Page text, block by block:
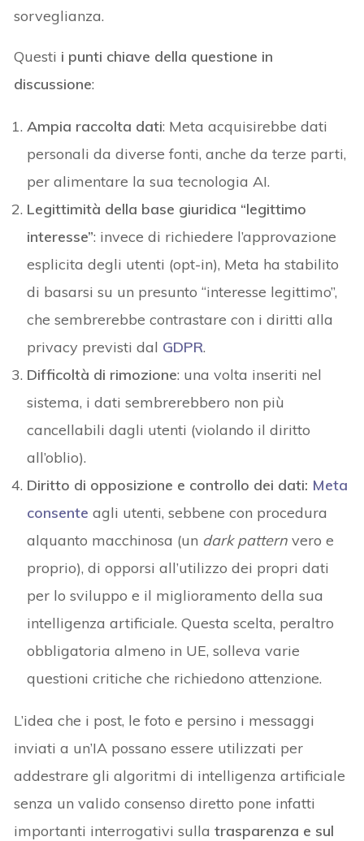
sorveglianza.
Questi i punti chiave della questione in
discussione:
Ampia raccolta dati: Meta acquisirebbe dati
personali da diverse fonti, anche da terze parti,
per alimentare la sua tecnologia AI.
Legittimità della base giuridica “legittimo
interesse”: invece di richiedere l’approvazione
esplicita degli utenti (opt-in), Meta ha stabilito
di basarsi su un presunto “interesse legittimo”,
che sembrerebbe contrastare con i diritti alla
privacy previsti dal GDPR.
Difficoltà di rimozione: una volta inseriti nel
sistema, i dati sembrerebbero non più
cancellabili dagli utenti (violando il diritto
all’oblio).
Diritto di opposizione e controllo dei dati: Meta
consente agli utenti, sebbene con procedura
alquanto macchinosa (un dark pattern vero e
proprio), di opporsi all’utilizzo dei propri dati
per lo sviluppo e il miglioramento della sua
intelligenza artificiale. Questa scelta, peraltro
obbligatoria almeno in UE, solleva varie
questioni critiche che richiedono attenzione.
L’idea che i post, le foto e persino i messaggi
inviati a un’IA possano essere utilizzati per
addestrare gli algoritmi di intelligenza artificiale
senza un valido consenso diretto pone infatti
importanti interrogativi sulla trasparenza e sul